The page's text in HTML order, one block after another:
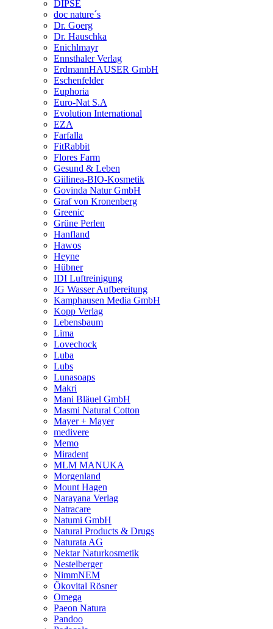
DIPSE
doc nature´s
Dr. Goerg
Dr. Hauschka
Enichlmayr
Ennsthaler Verlag
ErdmannHAUSER GmbH
Eschenfelder
Euphoria
Euro-Nat S.A
Evolution International
EZA
Farfalla
FitRabbit
Flores Farm
Gesund & Leben
Giilinea-BIO-Kosmetik
Govinda Natur GmbH
Graf von Kronenberg
Greenic
Grüne Perlen
Hanfland
Hawos
Heyne
Hübner
IDI Luftreinigung
JG Wasser Aufbereitung
Kamphausen Media GmbH
Kopp Verlag
Lebensbaum
Lima
Lovechock
Luba
Lubs
Lunasoaps
Makri
Mani Bläuel GmbH
Masmi Natural Cotton
Mayer + Mayer
medivere
Memo
Miradent
MLM MANUKA
Morgenland
Mount Hagen
Narayana Verlag
Natracare
Natumi GmbH
Natural Products & Drugs
Naturata AG
Nektar Naturkosmetik
Nestelberger
NimmNEM
Ökovital Rösner
Omega
Paeon Natura
Pandoo